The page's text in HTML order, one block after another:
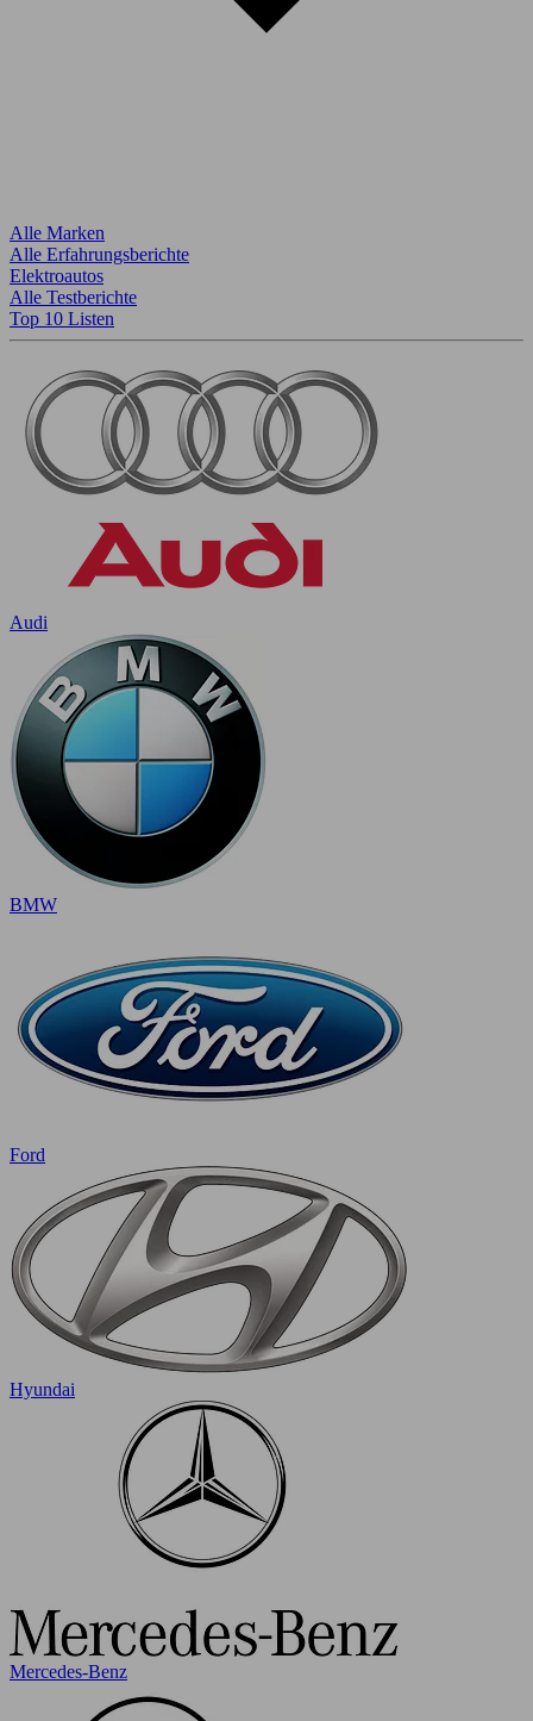
Alle Marken
Alle Erfahrungsberichte
Elektroautos
Alle Testberichte
Top 10 Listen
Audi
BMW
Ford
Hyundai
Mercedes-Benz